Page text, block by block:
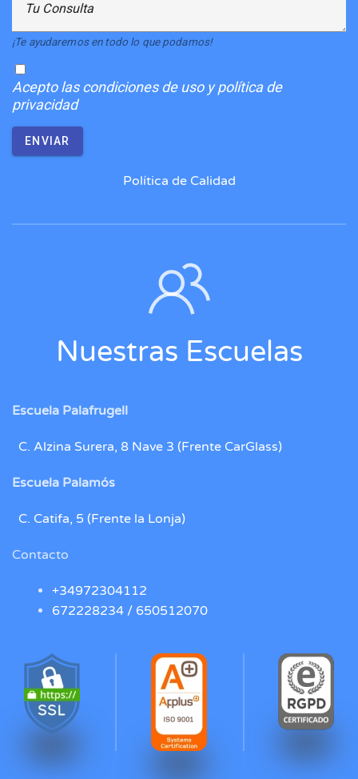
Tu Consulta
¡Te ayudaremos en todo lo que podamos!
Aceptolas condiciones de uso y política de
privacidad
ENVIAR
Política de Calidad
Nuestras Escuelas
Escuela Palafrugell
C. Alzina Surera, 8 Nave 3 (Frente CarGlass)
Escuela Palamós
C. Catifa, 5 (Frente la Lonja)
Contacto
+34972304112
672228234 / 650512070